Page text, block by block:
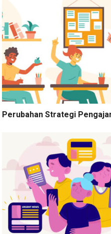
Perubahan Strategi